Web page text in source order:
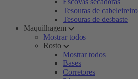
Escovas secadoras
Tesouras de cabeleireiro
Tesouras de desbaste
Maquilhagem
Mostrar todos
Rosto
Mostrar todos
Bases
Corretores